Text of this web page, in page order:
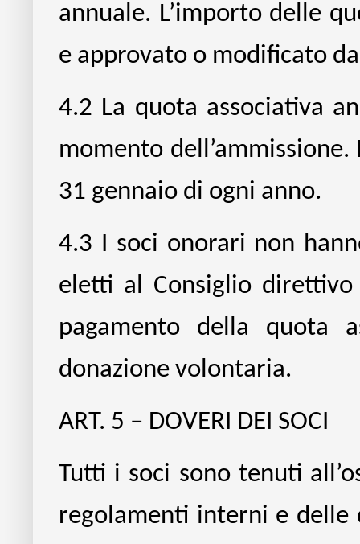
annuale. L’importo delle
e approvato o modificato
4.2 La quota associativa
momento
31 gennaio di ogni anno.
4.3 I soci onorari non
eletti al Consiglio
pagamento della quota
donazione volontaria.
ART. 5 – DOVERI DEI SOCI
Tutti i soci sono tenuti
regolamenti interni e delle